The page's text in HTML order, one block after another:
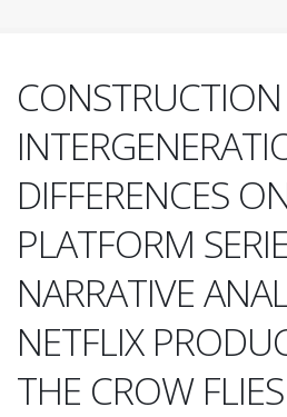
DIFFERENCES
PLATFORM
NARRATIVE
NETFLIX
THE CROW